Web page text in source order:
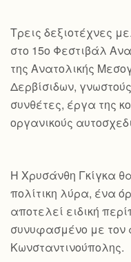
Τρεις δεξιοτέχνες
στο 15ο Φεστιβάλ
της Ανατολικής
Δερβίσιδων,
συνθέτες, έργα της
οργανικούς
Η Χρυσάνθη Γκίγκα
πολίτικη λύρα, ένα
αποτελεί ειδική
συνυφασμένο με τον
Κωνσταντινούπολης.